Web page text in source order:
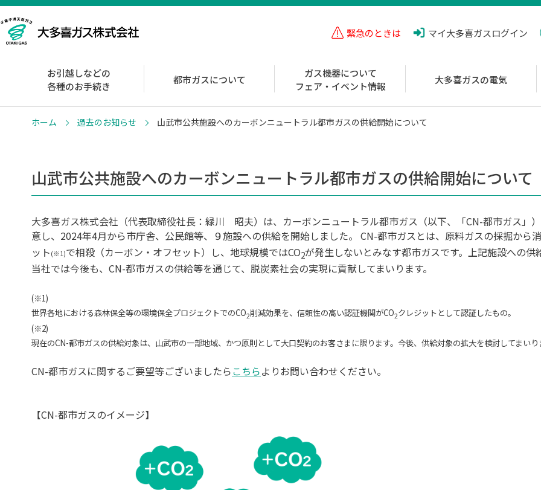
緊急のときは マイ大多喜ガスログイン
お引越しなどの
各種のお手続き
都市ガスについて
ガス機器について
フェア・イベント情報
大多喜ガスの電気
ホーム 過去のお知らせ 山武市公共施設へのカーボンニュートラル都市ガスの供給開始について
山武市公共施設へのカーボンニュートラル都市ガスの供給開始について
大多喜ガス株式会社（代表取締役社長：緑川 昭夫）は、カーボンニュートラル都市ガス（以下、「CN-都市ガス」
意し、2024年4月から市庁舎、公民館等、９施設への供給を開始しました。 CN-都市ガスとは、原料ガスの採掘から
ット (※1)で相殺（カーボン・オフセット）し、地球規模ではCO2が発生しないとみなす都市ガスです。上記施設への
当社では今後も、CN-都市ガスの供給等を通じて、脱炭素社会の実現に貢献してまいります。
(※1)
世界各地における森林保全等の環境保全プロジェクトでのCO2削減効果を、信頼性の高い認証機関がCO2クレジットとして認証したもの。
(※2)
現在のCN-都市ガスの供給対象は、山武市の一部地域、かつ原則として大口契約のお客さまに限ります。今後、供給対象の拡大を検討してまいり
CN-都市ガスに関するご要望等ございましたらこちらよりお問い合わせください。
【CN-都市ガスのイメージ】